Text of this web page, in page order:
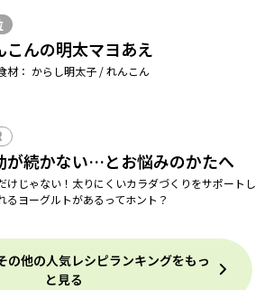
こんの明太マヨあえ
材： からし明太子 / れんこん
が続かない…とお悩みのかたへ
けじゃない！太りにくいカラダづくりをサポートし
るヨーグルトがあるってホント？
の他の人気レシピランキングをもっ
と見る